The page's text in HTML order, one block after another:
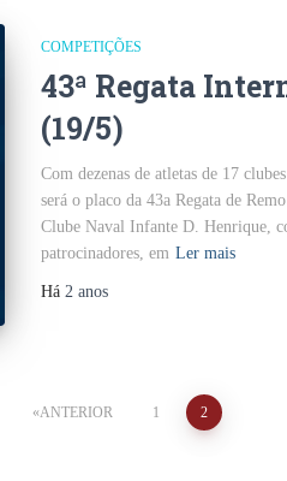
COMPETIÇÕES
43ª Regata
(19/5)
Com dezenas de atletas de 17
será o placo da 43a Regata de
Clube Naval Infante D. Henrique,
patrocinadores, em Ler mais
Há 2 anos
ANTERIOR 1 2